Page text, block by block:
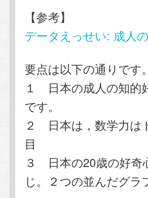
【参考】
データえっせい: 成人
要点は以下の通りです。
１ 日本の成人の知的
です。
２ 日本は，数学力は
目
３ 日本の20歳の好奇
じ。２つの並んだグ